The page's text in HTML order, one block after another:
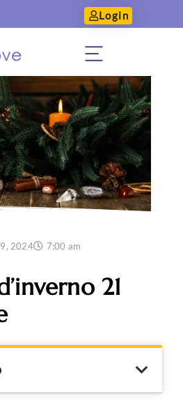
Login
2024 7:00 am
21